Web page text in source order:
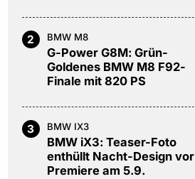
2 BMW M8
G-Power G8M: Grün-
Goldenes BMW M8 F92-
Finale mit 820 PS
3 BMW IX3
BMW iX3: Teaser-Foto
enthüllt Nacht-Design vor
Premiere am 5.9.